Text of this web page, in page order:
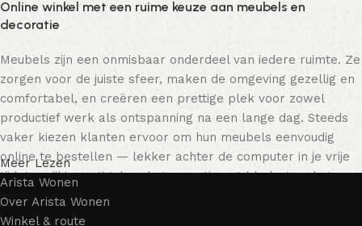
Online winkel met een ruime keuze aan meubels en
decoratie
Meubels zijn een onmisbaar onderdeel van iedere ruimte. Ze
zorgen voor de juiste sfeer, maken de omgeving gezellig en
comfortabel, en creëren een prettige plek voor zowel
productief werk als ontspanning na een lange dag. Steeds
vaker kiezen klanten ervoor om hun meubels eenvoudig
online te bestellen — lekker achter de computer in je vrije
tijd, terwijl je rustig door het assortiment bladert en het
meubelstuk kiest dat bij je past. Onze online winkel biedt
een uitgebreide catalogus met meubels voor zowel thuis als
Meer Lezen
Arista Wonen
Over Arista Wonen
Winkel & route